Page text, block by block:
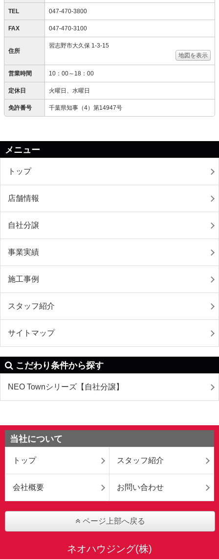
TEL 047-470-3800
FAX 047-470-3100
住所
習志野市大久保 1-3-15
地図を表示
営業時間 10：00～18：00
定休日 火曜日、水曜日
免許番号 千葉県知事（4）第14947号
メニュー
トップ
店舗情報
自社分譲
事業実績
施工事例
スタッフ紹介
サイトマップ
こだわり条件から探す
NEO Townシリーズ【自社分譲】
当社について
トップ スタッフ紹介
会社概要 お問い合わせ
ページ上部へ戻る
ネオハウジング(株)